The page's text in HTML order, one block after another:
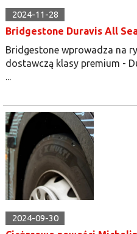
2024-11-28
Bridgestone Duravis All
Bridgestone wprowadza na
dostawczą klasy premium -
...
2024-09-30